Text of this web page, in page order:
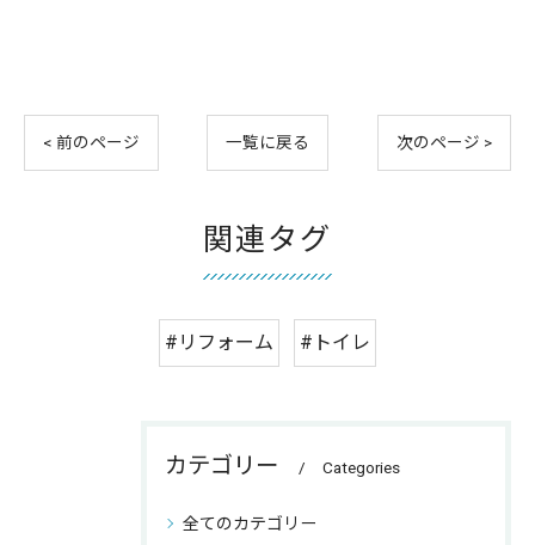
< 前のページ 一覧に戻る 次のページ >
関連タグ
#リフォーム #トイレ
カテゴリー Categories
全てのカテゴリー